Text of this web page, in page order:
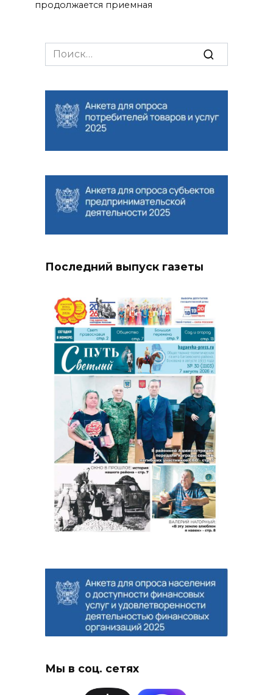
продолжается приемная
Search
for:
Последний выпуск газеты
Мы в соц. сетях